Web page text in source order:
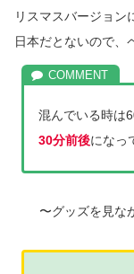
リスマスバージョン
日本だとないので、
混んでいる時は
30分前後になっ
〜グッズを見な